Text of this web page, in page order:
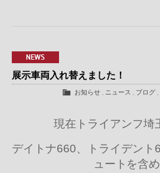
NEWS
展示車両入れ替えました！
お知らせ ニュース ブログ
現在トライアンフ埼
デイトナ660、トライデント
ュートを含め